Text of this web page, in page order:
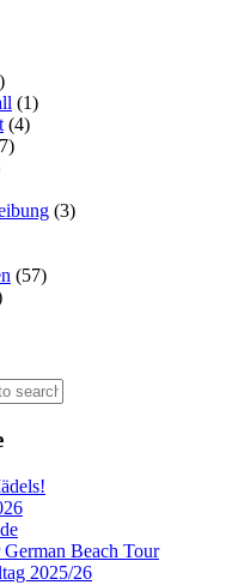
(1)
(4)
(3)
(57)
Beach Tour
2025/26